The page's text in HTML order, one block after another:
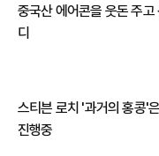
중국산 에어콘을 웃돈 주고
디
스티븐 로치 '과거의 홍콩'
진행중